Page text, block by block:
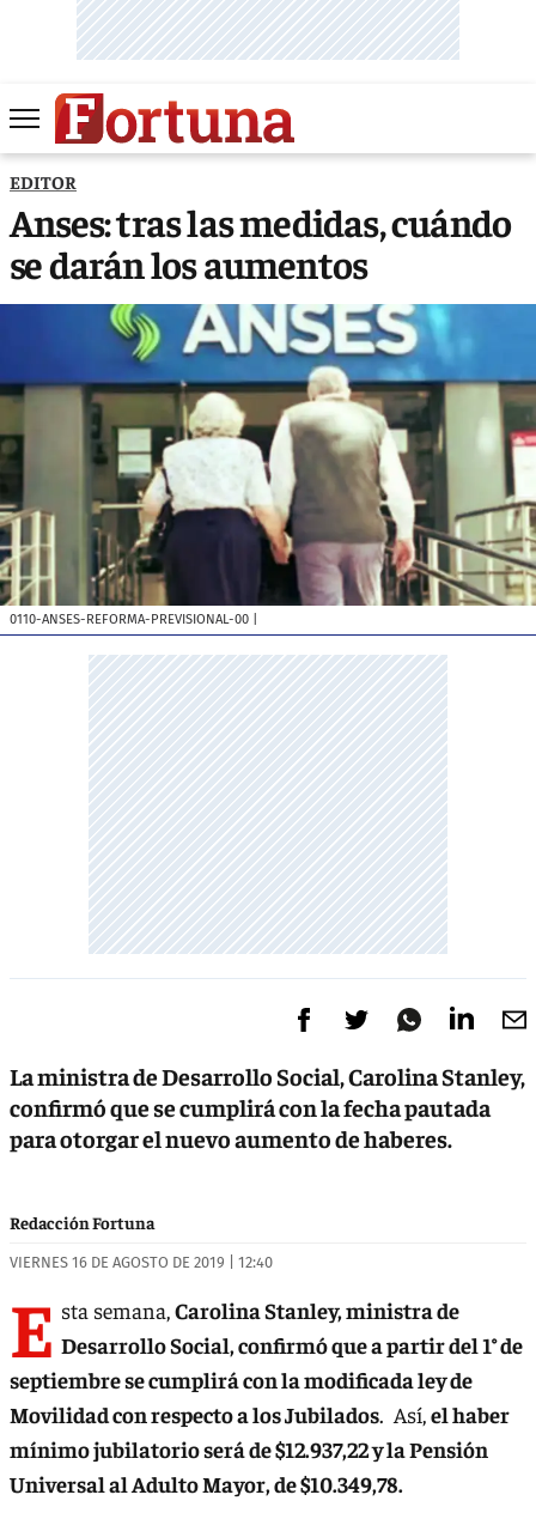
EDITOR
Anses: tras las medidas, cuándo
se darán los aumentos
0110-ANSES-REFORMA-PREVISIONAL-00
La ministra de Desarrollo Social, Carolina Stanley,
confirmó que se cumplirá con la fecha pautada
para otorgar el nuevo aumento de haberes.
Redacción Fortuna
VIERNES 16 DE AGOSTO DE 2019 | 12:40
E sta semana,Carolina Stanley, ministra de
Desarrollo Social, confirmó que a partir del 1° de
septiembre se cumplirá con la modificada ley de
Movilidad con respecto a los Jubilados. Así,el haber
mínimo jubilatorio será de $12.937,22 y la Pensión
Universal al Adulto Mayor, de $10.349,78.